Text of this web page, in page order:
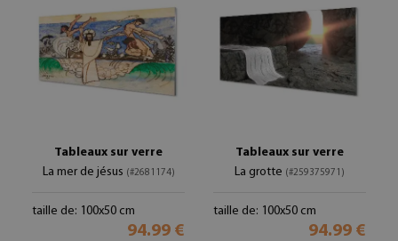
Tableaux sur verre
La mer de jésus (#2681174)
taille de: 100x50 cm
94.99 €
Tableaux sur verre
La grotte (#259375971)
taille de: 100x50 cm
94.99 €